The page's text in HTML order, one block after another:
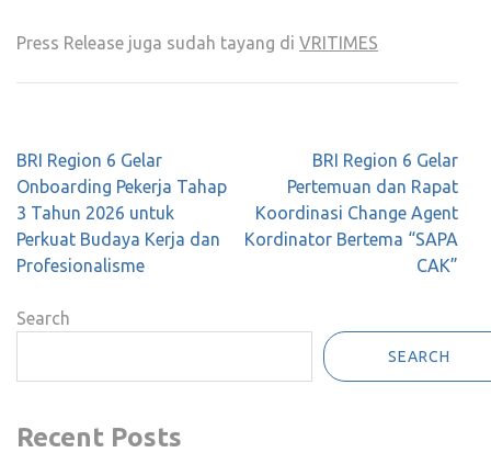
Press Release juga sudah tayang di VRITIMES
Post
navigation
BRI Region 6 Gelar
Onboarding Pekerja Tahap
3 Tahun 2026 untuk
Perkuat Budaya Kerja dan
Profesionalisme
BRI Region 6 Gelar
Pertemuan dan Rapat
Koordinasi Change Agent
Kordinator Bertema “SAPA
CAK”
Search
SEARCH
Recent Posts